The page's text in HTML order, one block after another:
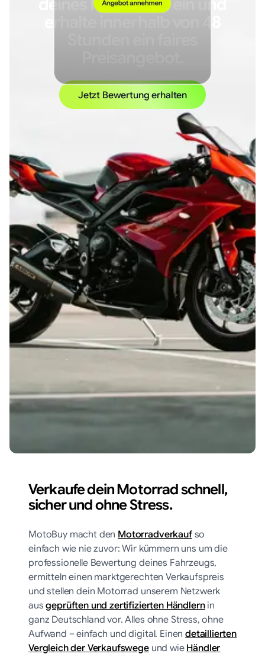
erhalte innerhalb von 48
Jetzt Bewertung erhalten
Verkaufe dein Motorrad schnell,
sicher und ohne Stress.
MotoBuy macht denMotorradverkaufso
einfach wie nie zuvor: Wir kümmern uns um die
professionelle Bewertung deines Fahrzeugs,
ermitteln einen marktgerechten Verkaufspreis
und stellen dein Motorrad unserem Netzwerk
ausgeprüften und zertifizierten Händlernin
ganz Deutschland vor. Alles ohne Stress, ohne
Aufwand – einfach und digital. Einendetaillierten
Vergleich der Verkaufswegeund wieHändler